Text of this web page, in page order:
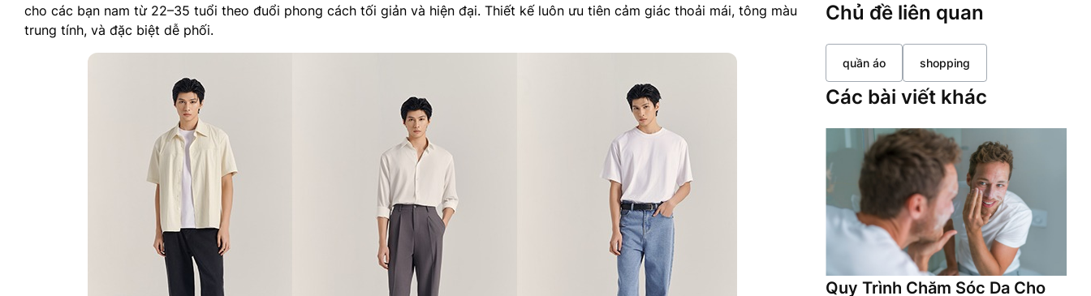
cho các bạn nam từ 22–35 tuổi theo đuổi phong cách tối giản và hiện đại. Thiết kế luôn ưu tiên cảm giác thoải mái, tông màu
trung tính, và đặc biệt dễ phối.
Chủ đề liên quan
quần áo shopping
Các bài viết khác
Quy Trình Chăm Sóc Da Cho